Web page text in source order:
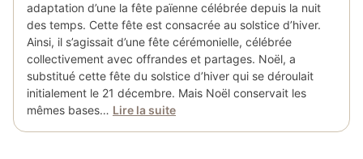
adaptation d’une la fête païenne célébrée depuis la nuit
des temps. Cette fête est consacrée au solstice d’hiver.
Ainsi, il s’agissait d’une fête cérémonielle, célébrée
collectivement avec offrandes et partages. Noël, a
substitué cette fête du solstice d’hiver qui se déroulait
initialement le 21 décembre. Mais Noël conservait les
mêmes bases… Lire la suite